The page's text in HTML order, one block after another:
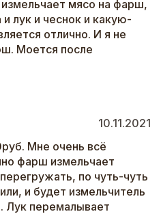
мясо на фарш,
лук и чеснок и какую-
отлично. И я не
Моется после
10.11.2021
Мне очень всё
фарш измельчает
по чуть-чуть
и будет измельчитель
Лук перемалывает